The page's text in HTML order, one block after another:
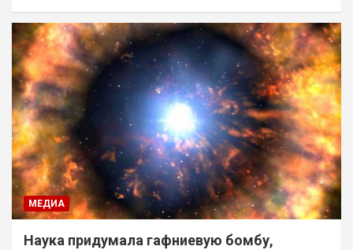
МЕДИА
Наука придумала гафниевую бомбу,